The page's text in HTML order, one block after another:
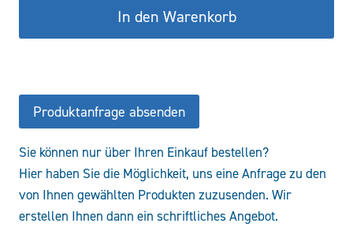
Menge
In den Warenkorb
Produktanfrage absenden
Sie können nur über Ihren Einkauf bestellen?
Hier haben Sie die Möglichkeit, uns eine Anfrage zu den
von Ihnen gewählten Produkten zuzusenden. Wir
erstellen Ihnen dann ein schriftliches Angebot.